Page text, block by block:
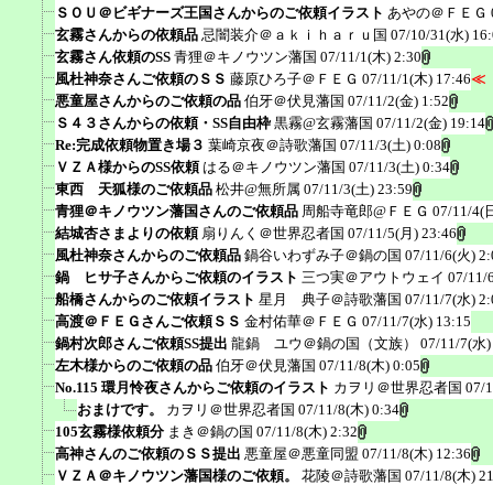
ＳＯＵ＠ビギナーズ王国さんからのご依頼イラスト あやの＠ＦＥＧ
玄霧さんからの依頼品 忌闇装介＠ａｋｉｈａｒｕ国 07/10/31(水)
玄霧さん依頼のSS 青狸＠キノウツン藩国 07/11/1(木) 2:30
風杜神奈さんご依頼のＳＳ 藤原ひろ子＠ＦＥＧ 07/11/1(木) 17:46≪
悪童屋さんからのご依頼の品 伯牙＠伏見藩国 07/11/2(金) 1:52
Ｓ４３さんからの依頼・SS自由枠 黒霧@玄霧藩国 07/11/2(金) 19:14
Re:完成依頼物置き場３ 葉崎京夜＠詩歌藩国 07/11/3(土) 0:08
ＶＺＡ様からのSS依頼 はる＠キノウツン藩国 07/11/3(土) 0:34
東西 天狐様のご依頼品 松井@無所属 07/11/3(土) 23:59
青狸＠キノウツン藩国さんのご依頼品 周船寺竜郎@ＦＥＧ 07/11/4(
結城杏さまよりの依頼 扇りんく＠世界忍者国 07/11/5(月) 23:46
風杜神奈さんからのご依頼品 鍋谷いわずみ子＠鍋の国 07/11/6(火)
鍋 ヒサ子さんからご依頼のイラスト 三つ実＠アウトウェイ 07/11/
船橋さんからのご依頼イラスト 星月 典子＠詩歌藩国 07/11/7(水)
高渡＠ＦＥＧさんご依頼ＳＳ 金村佑華＠ＦＥＧ 07/11/7(水) 13:15
鍋村次郎さんご依頼SS提出 龍鍋 ユウ＠鍋の国（文族）
07/11/7(水
左木様からのご依頼の品 伯牙＠伏見藩国 07/11/8(木) 0:05
No.115 環月怜夜さんからご依頼のイラスト カヲリ＠世界忍者国 07/
おまけです。
カヲリ＠世界忍者国 07/11/8(木) 0:34
105玄霧様依頼分 まき＠鍋の国 07/11/8(木) 2:32
高神さんのご依頼のＳＳ提出 悪童屋＠悪童同盟 07/11/8(木) 12:36
ＶＺＡ＠キノウツン藩国様のご依頼。
花陵＠詩歌藩国 07/11/8(木)